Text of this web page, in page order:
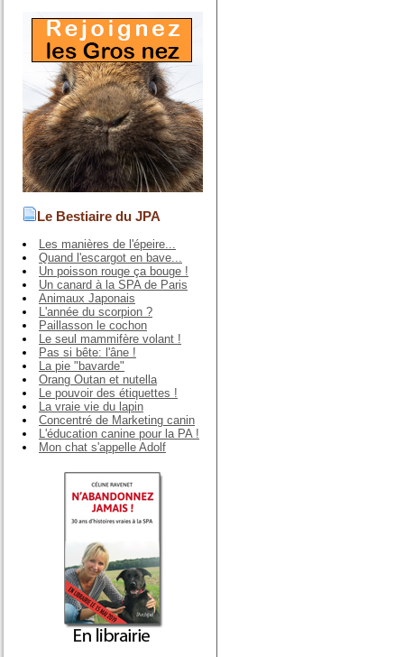
Le Bestiaire du JPA
Les manières de l'épeire...
Quand l'escargot en bave...
Un poisson rouge ça bouge !
Un canard à la SPA de Paris
Animaux Japonais
L'année du scorpion ?
Paillasson le cochon
Le seul mammifère volant !
Pas si bête: l'âne !
La pie "bavarde"
Orang Outan et nutella
Le pouvoir des étiquettes !
La vraie vie du lapin
Concentré de Marketing canin
L'éducation canine pour la PA !
Mon chat s'appelle Adolf